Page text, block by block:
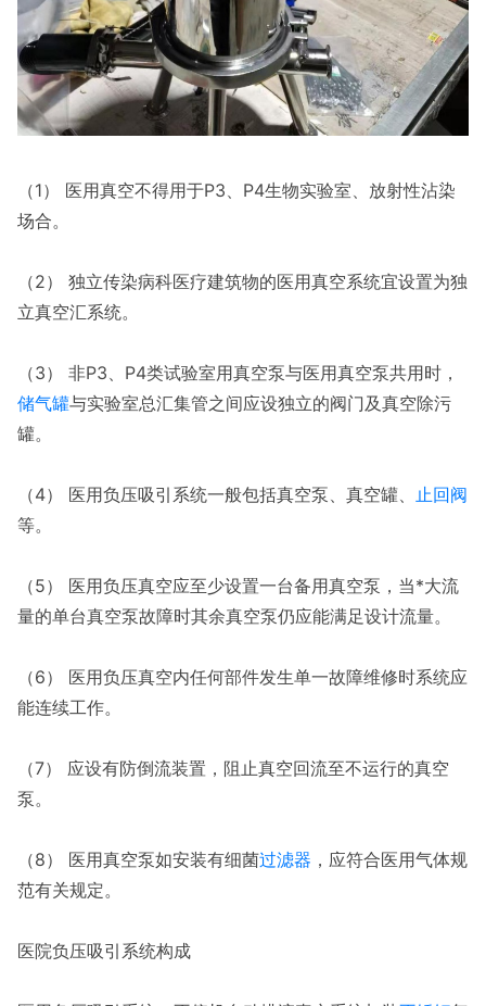
（1） 医用真空不得用于P3、P4生物实验室、放射性沾染
场合。
（2） 独立传染病科医疗建筑物的医用真空系统宜设置为独
立真空汇系统。
（3） 非P3、P4类试验室用真空泵与医用真空泵共用时，
储气罐与实验室总汇集管之间应设独立的阀门及真空除污
罐。
（4） 医用负压吸引系统一般包括真空泵、真空罐、 止回阀
等。
（5） 医用负压真空应至少设置一台备用真空泵，当*大流
量的单台真空泵故障时其余真空泵仍应能满足设计流量。
（6） 医用负压真空内任何部件发生单一故障维修时系统应
能连续工作。
（7） 应设有防倒流装置，阻止真空回流至不运行的真空
泵。
（8） 医用真空泵如安装有细菌过滤器 ，应符合医用气体规
范有关规定。
医院负压吸引系统构成